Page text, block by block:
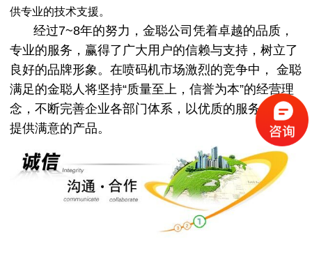
供专业的技术支援。
经过7~8年的努力，金聪公司凭着卓越的品质，
专业的服务，赢得了广大用户的信赖与支持，树立了
良好的品牌形象。在喷码机市场激烈的竞争中， 金聪
满足的金聪人将坚持“质量至上，信誉为本”的经营理
念，不断完善企业各部门体系，以优质的服务为客户
提供满意的产品。